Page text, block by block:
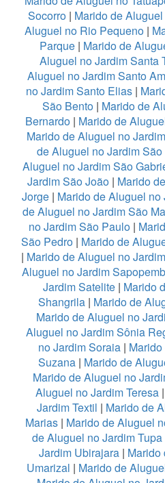
Socorro | Marido de
Aluguel no Rio Pequeno|
Parque | Marido de
Aluguel no Jardim Santa
Aluguel no Jardim Santo
no Jardim Santo Elias |
São Bento | Marido de
Bernardo | Marido de
Marido de Aluguel no
de Aluguel no Jardim
Aluguel no Jardim São
Jardim São João| Marido
Jorge | Marido de Aluguel
de Aluguel no Jardim São
no Jardim São Paulo|
São Pedro | Marido de
| Marido de Aluguel no
Aluguel no Jardim
Jardim Satelite | Marido
Shangrila| Marido de
Marido de Aluguel no
Aluguel no Jardim Sônia
no Jardim Soraia|
Suzana | Marido de
Marido de Aluguel no
Aluguel no Jardim Teresa|
Jardim Textil | Marido de
Marias | Marido de Aluguel
de Aluguel no Jardim Tupa
Jardim Ubirajara | Marido
Umarizal | Marido de